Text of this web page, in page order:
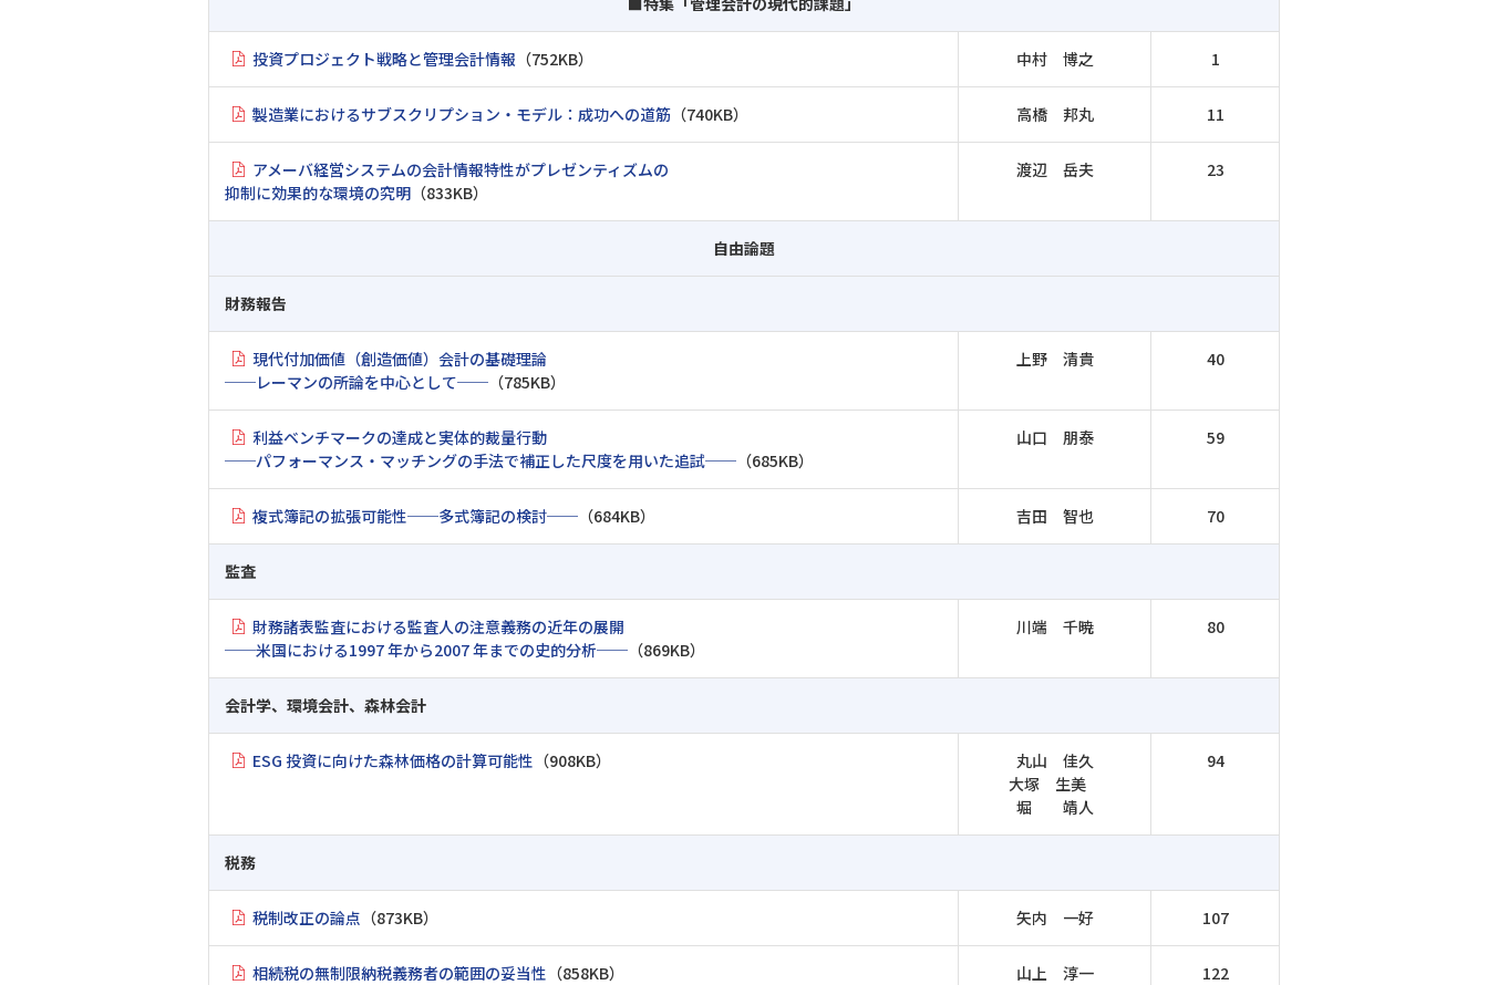
投資プロジェクト戦略と管理会計情報 （752KB） 中村 博之 1
製造業におけるサブスクリプション・モデル：成功への道筋 （740KB） 高橋 邦丸 11
アメーバ経営システムの会計情報特性がプレゼンティズムの
抑制に効果的な環境の究明 （833KB）
渡辺 岳夫 23
自由論題
財務報告
現代付加価値（創造価値）会計の基礎理論
──レーマンの所論を中心として── （785KB）
上野 清貴 40
利益ベンチマークの達成と実体的裁量行動
──パフォーマンス・マッチングの手法で補正した尺度を用いた追試── （685KB）
山口 朋泰 59
複式簿記の拡張可能性──多式簿記の検討── （684KB） 吉田 智也 70
監査
財務諸表監査における監査人の注意義務の近年の展開
──米国における1997 年から2007 年までの史的分析── （869KB）
川端 千暁 80
会計学、環境会計、森林会計
ESG 投資に向けた森林価格の計算可能性 （908KB）
丸山 佳久
大塚 生美
堀 靖人
94
税務
税制改正の論点 （873KB） 矢内 一好 107
相続税の無制限納税義務者の範囲の妥当性 （858KB） 山上 淳一 122